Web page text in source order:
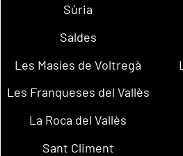
Súria
Saldes
Les Masíes de Voltregà
Les Franqueses del Vallès
La Roca del Vallès
Sant Climent